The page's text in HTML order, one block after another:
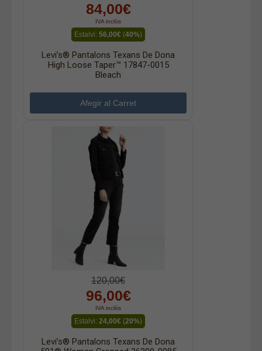
84,00€
IVA inclòs
Estalvi: 56,00€ (40%)
Levi’s® Pantalons Texans De Dona
High Loose Taper™ 17847-0015
Bleach
120,00€
96,00€
IVA inclòs
Estalvi: 24,00€ (20%)
Levi’s® Pantalons Texans De Dona